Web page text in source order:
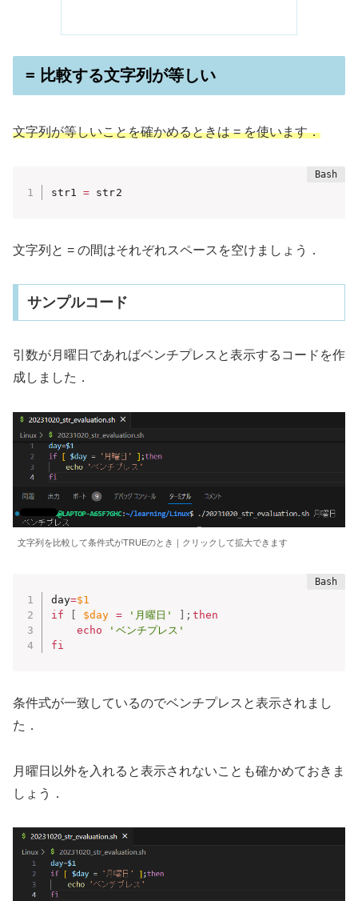
= 比較する文字列が等しい
文字列が等しいことを確かめるときは = を使います．
str1 = str2
文字列と = の間はそれぞれスペースを空けましょう．
サンプルコード
引数が月曜日であればベンチプレスと表示するコードを作
成しました．
文字列を比較して条件式がTRUEのとき｜クリックして拡大できます
day=$1
if
$day = '月曜日' ; then
echo
'ベンチプレス'
fi
条件式が一致しているのでベンチプレスと表示されまし
た．
月曜日以外を入れると表示されないことも確かめておきま
しょう．